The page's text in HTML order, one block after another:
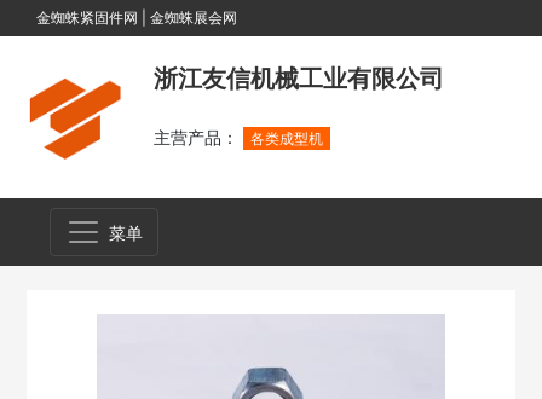
金蜘蛛紧固件网 金蜘蛛展会网
浙江友信机械工业有限公司
主营产品： 各类成型机
菜单